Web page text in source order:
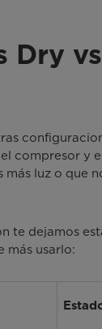
Dry
compresor y
luz o que
te dejamos
más usarlo: